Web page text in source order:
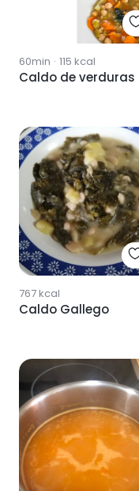
60min · 115 kcal
Caldo de verduras
767kcal
Caldo Gallego